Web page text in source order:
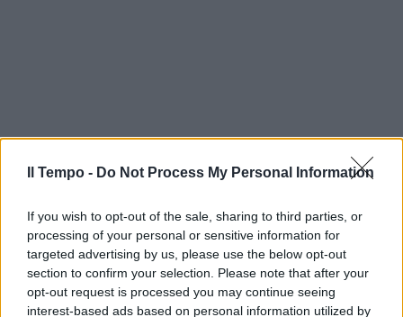
Il Tempo - Do Not Process My Personal Information
If you wish to opt-out of the sale, sharing to third parties, or
processing of your personal or sensitive information for
targeted advertising by us, please use the below opt-out
section to confirm your selection. Please note that after your
opt-out request is processed you may continue seeing
interest-based ads based on personal information utilized by